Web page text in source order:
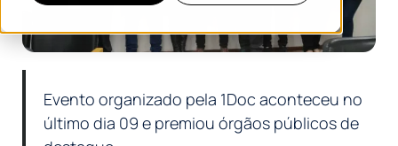
Evento organizado pela 1Doc aconteceu no
último dia 09 e premiou órgãos públicos de